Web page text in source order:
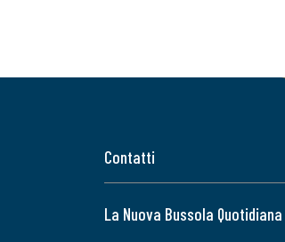
Contatti
La Nuova Bussola Quotidiana